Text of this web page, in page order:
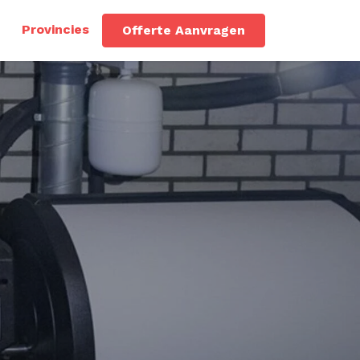
Provincies Offerte Aanvragen